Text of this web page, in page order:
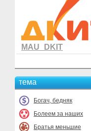
MAU_DKIT
тема
Богач, бедняк
Болеем за наших
Братья меньшие